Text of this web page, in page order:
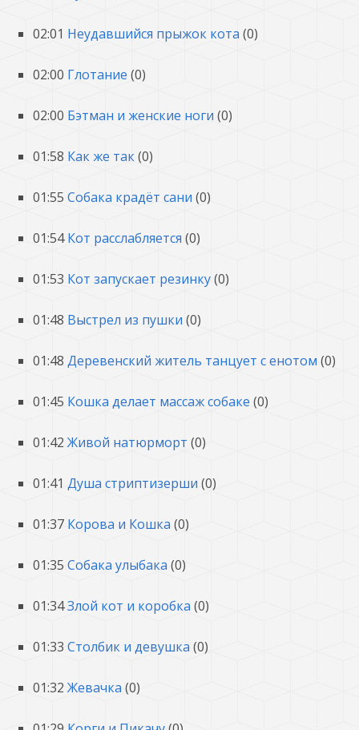
02:01 Неудавшийся прыжок кота (0)
02:00 Глотание (0)
02:00 Бэтман и женские ноги (0)
01:58 Как же так(0)
01:55 Собака крадёт сани (0)
01:54 Кот расслабляется (0)
01:53 Кот запускает резинку(0)
01:48 Выстрел из пушки (0)
01:48 Деревенский житель танцует с енотом (0)
01:45 Кошка делает массаж собаке (0)
01:42 Живой натюрморт (0)
01:41 Душа стриптизерши (0)
01:37 Корова и Кошка (0)
01:35 Собака улыбака (0)
01:34Злой кот и коробка (0)
01:33 Столбик и девушка (0)
01:32 Жевачка (0)